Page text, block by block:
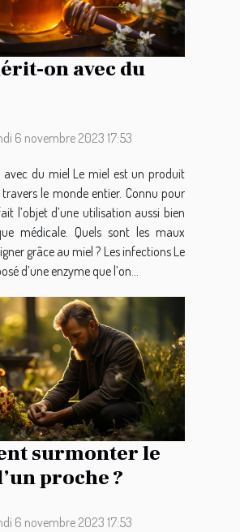
on avec du
6 novembre 2023 17:53
avec du miel Le miel est un produit
le monde entier. Connu pour
l’objet d’une utilisation aussi bien
médicale. Quels sont les maux
grâce au miel ? Les infections Le
d’une enzyme que l’on...
surmonter le
proche ?
6 novembre 2023 17:53